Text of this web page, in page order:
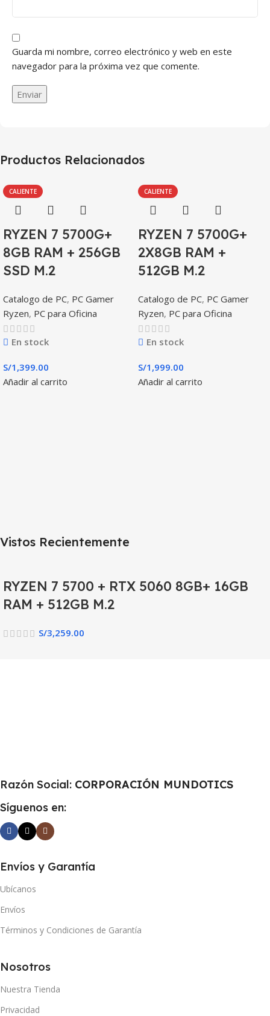
Guarda mi nombre, correo electrónico y web en este
navegador para la próxima vez que comente.
Productos Relacionados
CALIENTE
RYZEN 7 5700G+
8GB RAM + 256GB
SSD M.2
Catalogo de PC, PC Gamer
Ryzen, PC para Oficina
En stock
S/1,399.00
Añadir al carrito
CALIENTE
RYZEN 7 5700G+
2X8GB RAM +
512GB M.2
Catalogo de PC, PC Gamer
Ryzen, PC para Oficina
En stock
S/1,999.00
Añadir al carrito
Vistos Recientemente
RYZEN 7 5700 + RTX 5060 8GB+ 16GB
RAM + 512GB M.2
S/3,259.00
Razón Social: CORPORACIÓN MUNDOTICS
Síguenos en:
Envíos y Garantía
Ubícanos
Envíos
Términos y Condiciones de Garantía
Nosotros
Nuestra Tienda
Privacidad